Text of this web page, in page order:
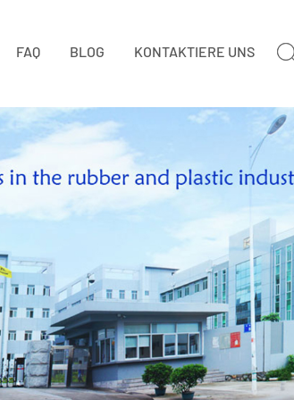
FAQ BLOG KONTAKTIERE UNS